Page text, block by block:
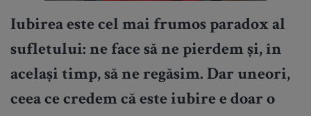
Iubirea este cel mai frumos paradox al
sufletului: ne face să ne pierdem și, în
același timp, să ne regăsim. Dar uneori,
ceea ce credem că este iubire e doar o